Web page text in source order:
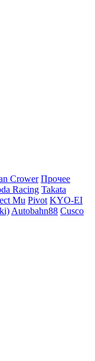
Crower Прочее
Racing Takata
Mu Pivot KYO-EI
Autobahn88 Cusco